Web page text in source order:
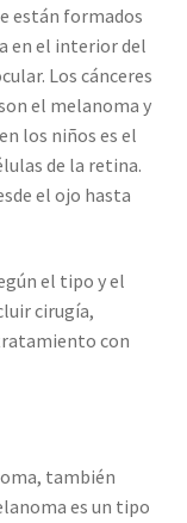
están formados
en el interior del
Los cánceres
el melanoma y
los niños es el
de la retina.
el ojo hasta
el tipo y el
cirugía,
con
también
es un tipo